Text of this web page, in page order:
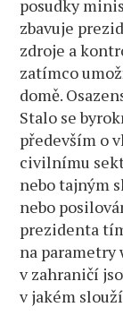
posudky
zbavuje
zdroje a
zatímco
domě.
Stalo se
především o
civilnímu
nebo tajným
nebo
prezidenta
na parametry
v zahraničí
v jakém